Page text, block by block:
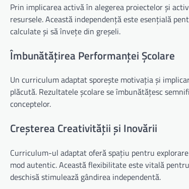
Prin implicarea activă în alegerea proiectelor și
resursele. Această independență este esențială
calculate și să învețe din greșeli.
Îmbunătățirea Performanței Școlare
Un curriculum adaptat sporește motivația și
plăcută. Rezultatele școlare se îmbunătățesc
conceptelor.
Creșterea Creativității și Inovării
Curriculum-ul adaptat oferă spațiu pentru
mod autentic. Această flexibilitate este vitală
deschisă stimulează gândirea independentă.